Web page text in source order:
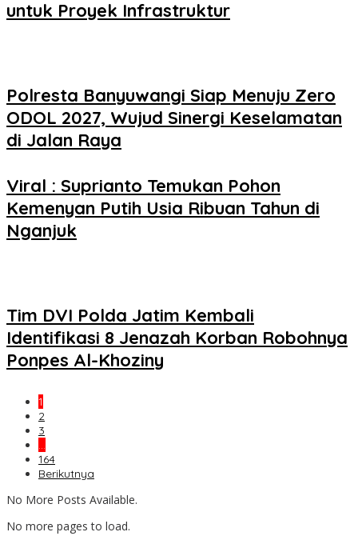
untuk Proyek Infrastruktur
Polresta Banyuwangi Siap Menuju Zero
ODOL 2027, Wujud Sinergi Keselamatan
di Jalan Raya
Viral : Suprianto Temukan Pohon
Kemenyan Putih Usia Ribuan Tahun di
Nganjuk
Tim DVI Polda Jatim Kembali
Identifikasi 8 Jenazah Korban Robohnya
Ponpes Al-Khoziny
1
2
3
…
164
Berikutnya
No More Posts Available.
No more pages to load.